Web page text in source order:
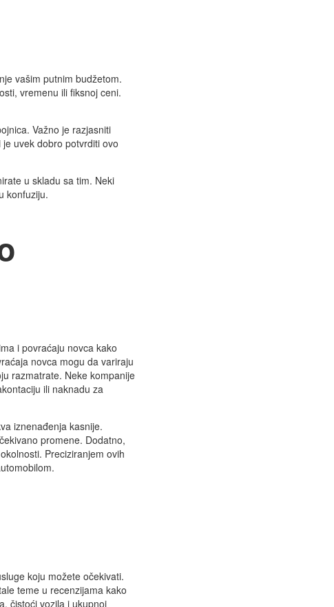
vašim putnim budžetom.
vremenu ili fiksnoj ceni.
Važno je razjasniti
uvek dobro potvrditi ovo
u skladu sa tim. Neki
konfuziju.
i povraćaju novca kako
novca mogu da variraju
razmatrate. Neke kompanije
ili naknadu za
iznenađenja kasnije.
promene. Dodatno,
Preciziranjem ovih
koju možete očekivati.
teme u recenzijama kako
čistoći vozila i ukupnoj